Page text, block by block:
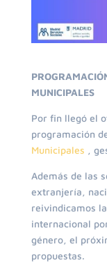
MUNICIPALES
Por fin llegó el
programación
Municipales
,
Además de las
extranjería,
reivindicamos
internacional
género, el
propuestas.